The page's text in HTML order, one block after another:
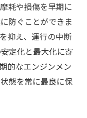
耗や損傷を早期に
防ぐことができま
抑え、運行の中断
定化と最大化に寄
的なエンジンメン
態を常に最良に保